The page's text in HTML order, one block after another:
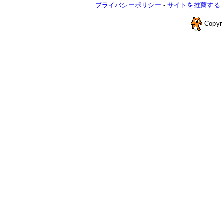
プライバシーポリシー - サイトを推薦する